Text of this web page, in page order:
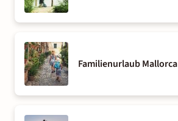
Familienurlaub Mallorca